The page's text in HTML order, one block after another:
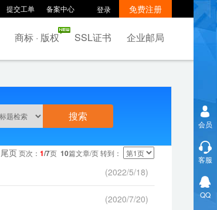
提交工单 备案中心 登录 免费注册
商标 · 版权 SSL证书 企业邮局
尾页页次： 1/7页 10篇文章/页 转到：
(2022/5/18)
(2020/7/20)
会员
客服
QQ